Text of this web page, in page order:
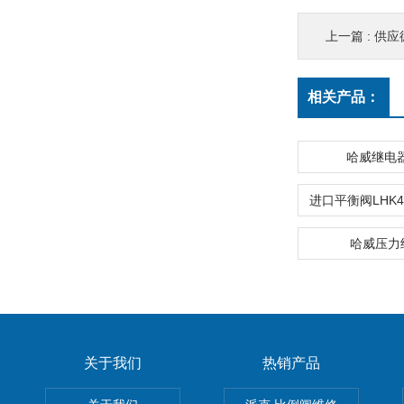
上一篇 : 供应
相关产品：
哈威继电
哈威压力
关于我们 热销产品